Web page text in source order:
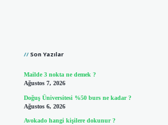
Son Yazılar
Mailde 3 nokta ne demek ?
Ağustos 7, 2026
Doğuş Üniversitesi %50 burs ne kadar ?
Ağustos 6, 2026
Avokado hangi kişilere dokunur ?